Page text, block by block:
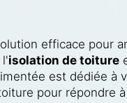
efficace pour
l'isolation de toiture
est dédiée à
pour répondre